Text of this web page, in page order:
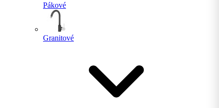
Pákové
Granitové